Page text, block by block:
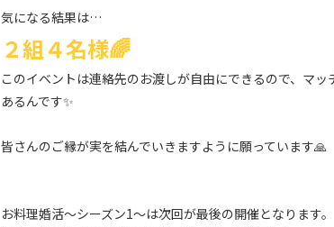
気になる結果は…
２組４名様🌈
このイベントは連絡先のお渡しが自由にできるので、マ
あるんです✨
皆さんのご縁が実を結んでいきますように願っています🙏
お料理婚活～シーズン1～は次回が最後の開催となります。